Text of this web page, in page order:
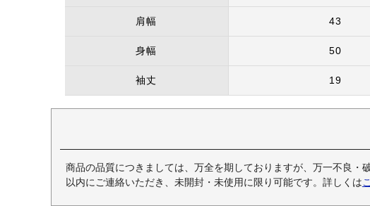
肩幅 43
身幅 50
袖丈 19
商品の品質につきましては、万全を期しておりますが、万一不良
以内にご連絡いただき、未開封・未使用に限り可能です。詳しくは